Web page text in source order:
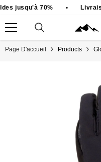
PASSER AU CONTENU
jusqu'à 70%
Page D'accueil Products